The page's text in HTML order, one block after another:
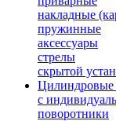
накладные
пружинные
аксессуары
стрелы
скрытой
Цилиндровые
с
поворотники